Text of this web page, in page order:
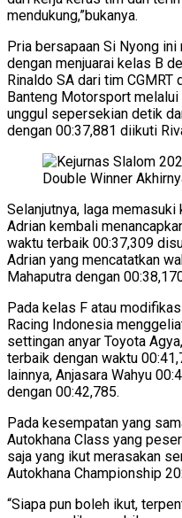
mendukung,”bukanya.
Pria bersapaan Si Nyong
dengan menjuarai kelas B
Rinaldo SA dari tim
Banteng Motorsport
unggul sepersekian detik
dengan 00:37,881 diikuti
Double Winner
Selanjutnya, laga memasuki
Adrian kembali
waktu terbaik 00:37,309
Adrian yang mencatatkan
Mahaputra dengan
Pada kelas F atau
Racing Indonesia
settingan anyar Toyota
terbaik dengan waktu
lainnya, Anjasara Wahyu
dengan 00:42,785.
Pada kesempatan yang
Autokhana Class yang
saja yang ikut merasakan
Autokhana Championship
“Siapa pun boleh ikut,